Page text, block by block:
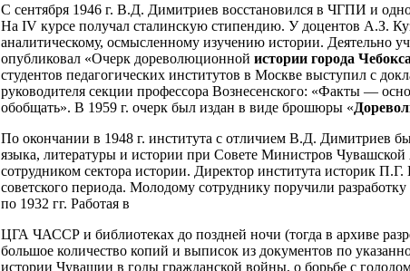
С сентября 1946 г. В.Д. Димитриев восстановился в ЧГПИ и
На IV курсе получал сталинскую стипендию. У доцентов А.З.
аналитическому, осмысленному изучению истории. Деятельно
опубликовал «Очерк дореволюционнойистории города
студентов педагогических институтов в Москве выступил с
руководителя секции профессора Вознесенского: «Факты —
обобщать». В 1959 г. очерк был издан в виде брошюры «
По окончании в 1948 г. института с отличием В.Д. Димитриев
языка, литературы и истории при Совете Министров
сотрудником сектора истории. Директор института историк
советского периода. Молодому сотруднику поручили
по 1932 гг. Работая в
ЦГА ЧАССР и библиотеках до поздней ночи (тогда в архиве
большое количество копий и выписок из документов по
истории Чувашии в годы гражданской войны, о борьбе с